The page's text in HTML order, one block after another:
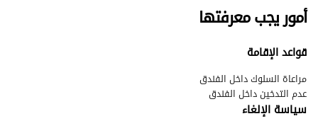
أمور يجب معرفتها
قواعد الإقامة
عدم التدخين داخل الفندق
سياسة الإلغاء